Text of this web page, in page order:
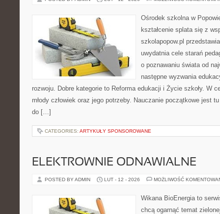
Ośrodek szkolna w
kształcenie splata się z
szkolapopow.pl
uwydatnia cele starań
o poznawaniu świata od
następne wyzwania
rozwoju. Dobre kategorie to Reforma edukacji i Życie szkoły. W
młody człowiek oraz jego potrzeby. Nauczanie początkowe jest
do […]
CATEGORIES: ARTYKUŁY SPONSOROWANE
ELEKTROWNIE ODNAWIALNE
POSTED BY ADMIN LUT - 12 - 2026 MOŻLIWOŚĆ
Wikana BioEnergia to
chcą ogarnąć temat